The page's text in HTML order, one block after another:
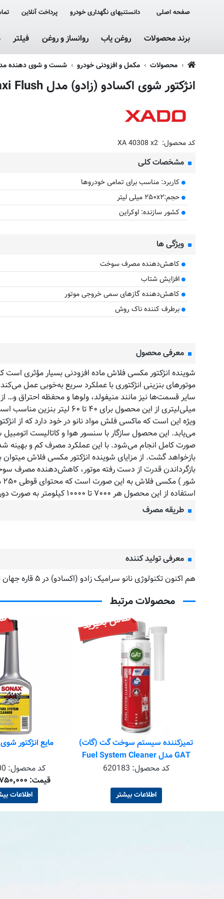
صفحه اصلی دانستنیهای نگهداری خودرو پرداخت آنلاین
برند محصولات روغن یاب روانساز و روغن فیلتر
محصولات مکمل و افزودنی خودرو شست و شوی دهنده
انژکتور شوی اکسادو (زادو) مدل Maxi Flush حجم 250 میلی لیتر بسته دو عددی
کد محصول: XA 40308 x2
مشخصات کلی
کاربرد: مناسب برای تمامی خودروها
حجم:۲۵۰x۲ میلی لیتر
کشور سازنده: اوکراین
ویژگی ها
کاهش‌دهنده مصرف سوخت
افزایش شتاب
کاهش‌دهنده گازهای سمی خروجی موتور
برطرف کننده ناک روش
معرفی محصول
شوینده انژکتور مکسی فلاش ماده افزودنی بسیار مؤثری
موتورهای بنزینی انژکتوری با عملکرد سریع به‌خوبی عمل
میلی‌لیتری از این محصول
می‌یابد. این محصول سازگار با سنسور هوا و کاتالیست
صورت کامل انجام می‌شود. با این عملکرد مصرف کم و بهینه
بازخواهد گشت. از مزایای شوینده انژکتور مکسی فلاش
بازگرداندن قدرت از دست رفته موتور، کاهش‌دهنده مصرف
استفاده از این محصول هر ۷۰۰۰ تا ۱۰۰۰۰ کیلومتر به صورت دوره ای برای جلوگیری از ایجاد مشکل در سیستم سوخت رسانی و کاتالیست توصیه می‌گردد.
طریقه مصرف
معرفی تولید کننده
هم اکنون تکنولوژی نانو سرامیک زادو (اکسادو) در ۵ قاره جهان ثبت اختراع شده است و در بیش از ۹۰ کشور دنیا به فروش می رسد.
محصولات مرتبط
تماس بگیرید
تمیزکننده سیستم سوخت گت (گات)
GAT مدل Fuel System Cleaner
plus حجم 300 میلی لیتر
کد محصول: 620183
اطلاعات بیشتر
مایع انژکتور
کد محصول:
قیمت: ۱٬۷۵۰٬۰۰۰ تومان
اطلاعات